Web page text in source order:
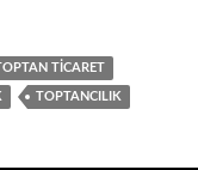
TICARET
TOPTANCILIK